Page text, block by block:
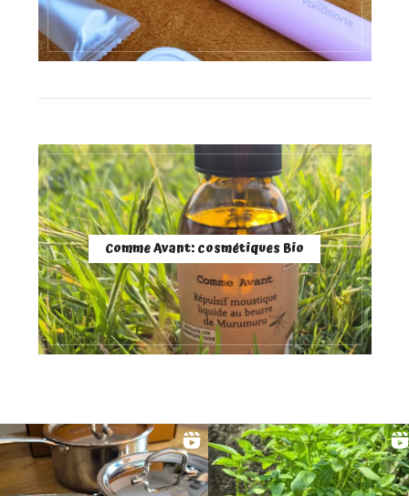
Comme Avant: cosmétiques Bio